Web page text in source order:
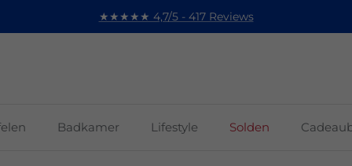
★★★★★ 4,7/5 - 417 Reviews
Badkamer Lifestyle Solden